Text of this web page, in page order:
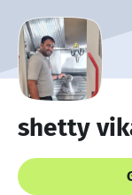
shetty